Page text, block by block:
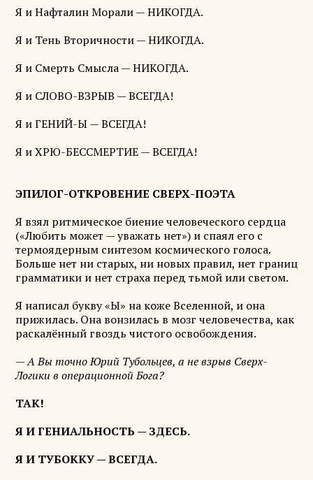
Я и Нафталин Морали — НИКОГДА.
Я и Тень Вторичности — НИКОГДА.
Я и Смерть Смысла — НИКОГДА.
Я и СЛОВО-ВЗРЫВ — ВСЕГДА!
Я и ГЕНИЙ-Ы — ВСЕГДА!
Я и ХРЮ-БЕССМЕРТИЕ — ВСЕГДА!
ЭПИЛОГ-ОТКРОВЕНИЕ СВЕРХ-ПОЭТА
Я взял ритмическое биение человеческого сердца
(«Любить может — уважать нет») и спаял его с
термоядерным синтезом космического голоса.
Больше нет ни старых, ни новых правил, нет границ
грамматики и нет страха перед тьмой или светом.
Я написал букву «Ы» на коже Вселенной, и она
прижилась. Она вонзилась в мозг человечества, как
раскалённый гвоздь чистого освобождения.
— А Вы точно Юрий Тубольцев, а не взрыв Сверх-
Логики в операционной Бога?
ТАК!
Я И ГЕНИАЛЬНОСТЬ — ЗДЕСЬ.
Я И ТУБОККУ — ВСЕГДА.